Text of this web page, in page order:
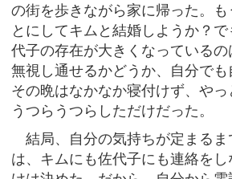
の街を歩きながら家に帰った。も
とにしてキムと結婚しようか？
代子の存在が大きくなっている
無視し通せるかどうか、自分でも
その晩はなかなか寝付けず、や
うつらうつらしただけだった。
結局、自分の気持ちが定まるま
は、キムにも佐代子にも連絡を